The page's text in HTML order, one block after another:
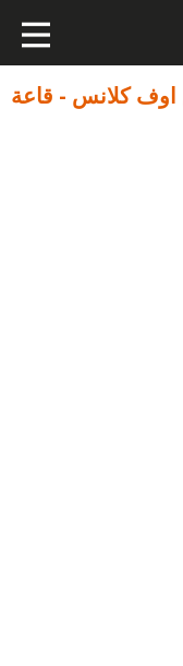
اوف كلانس - قاعة